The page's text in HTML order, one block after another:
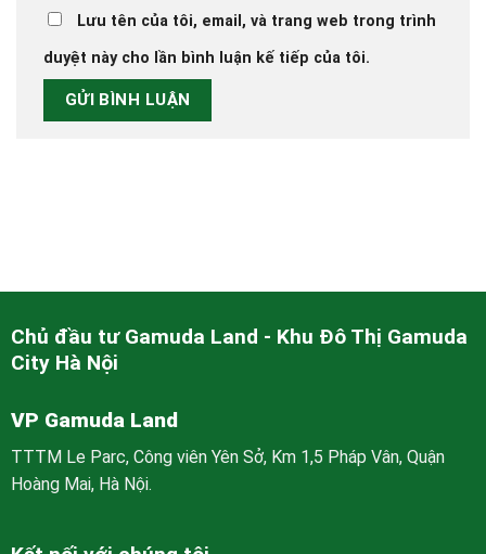
Lưu tên của tôi, email, và trang web trong trình
duyệt này cho lần bình luận kế tiếp của tôi.
Chủ đầu tư Gamuda Land - Khu Đô Thị Gamuda
City Hà Nội
VP Gamuda Land
TTTM Le Parc, Công viên Yên Sở, Km 1,5 Pháp Vân, Quận
Hoàng Mai, Hà Nội.